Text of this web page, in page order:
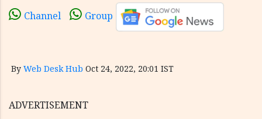
Channel Group
By Web Desk Hub Oct 24, 2022, 20:01 IST
ADVERTISEMENT